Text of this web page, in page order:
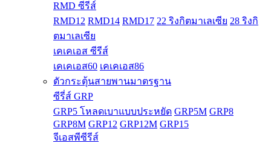
RMD ซีรีส์
RMD12 RMD14 RMD17 22 ริงกิตมาเลเซีย 28 ริงกิ
ตมาเลเซีย
เคเคเอส ซีรีส์
เคเคเอส60 เคเคเอส86
ตัวกระตุ้นสายพานมาตรฐาน
ซีรี่ส์ GRP
GRP5 โหลดเบาแบบประหยัด GRP5M GRP8
GRP8M GRP12 GRP12M GRP15
จีเอสพีซีรีส์